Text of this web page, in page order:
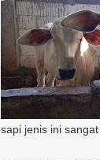
sapi jenis ini